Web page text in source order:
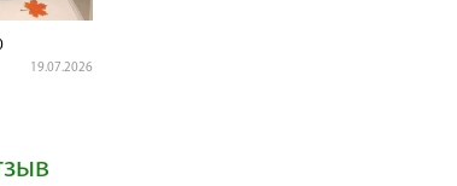
19.07.2026